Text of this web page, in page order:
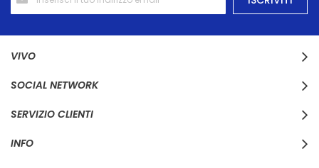
nostra
VIVO
SOCIAL NETWORK
SERVIZIO CLIENTI
INFO